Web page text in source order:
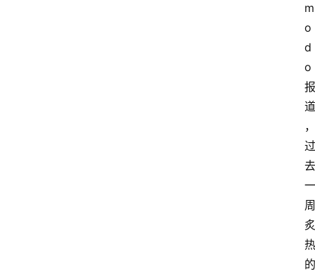
m
o
d
o
报
道
，
过
去
一
周
炙
热
的